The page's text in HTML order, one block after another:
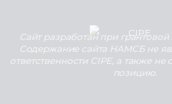
Сайт разработан при
Содержание сайта НАМСБ не
ответственности CIPE, а также не
позицию.